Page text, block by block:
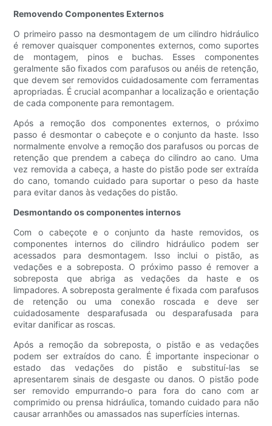
Removendo Componentes Externos
O primeiro passo na desmontagem de um cilindro hidráulico
é remover quaisquer componentes externos, como suportes
de montagem, pinos e buchas. Esses componentes
geralmente são fixados com parafusos ou anéis de retenção,
que devem ser removidos cuidadosamente com ferramentas
apropriadas. É crucial acompanhar a localização e orientação
de cada componente para remontagem.
Após a remoção dos componentes externos, o próximo
passo é desmontar o cabeçote e o conjunto da haste. Isso
normalmente envolve a remoção dos parafusos ou porcas de
retenção que prendem a cabeça do cilindro ao cano. Uma
vez removida a cabeça, a haste do pistão pode ser extraída
do cano, tomando cuidado para suportar o peso da haste
para evitar danos às vedações do pistão.
Desmontando os componentes internos
Com o cabeçote e o conjunto da haste removidos, os
componentes internos do cilindro hidráulico podem ser
acessados ​​para desmontagem. Isso inclui o pistão, as
vedações e a sobreposta. O próximo passo é remover a
sobreposta que abriga as vedações da haste e os
limpadores. A sobreposta geralmente é fixada com parafusos
de retenção ou uma conexão roscada e deve ser
cuidadosamente desparafusada ou desparafusada para
evitar danificar as roscas.
Após a remoção da sobreposta, o pistão e as vedações
podem ser extraídos do cano. É importante inspecionar o
estado das vedações do pistão e substituí-las se
apresentarem sinais de desgaste ou danos. O pistão pode
ser removido empurrando-o para fora do cano com ar
comprimido ou prensa hidráulica, tomando cuidado para não
causar arranhões ou amassados ​​nas superfícies internas.